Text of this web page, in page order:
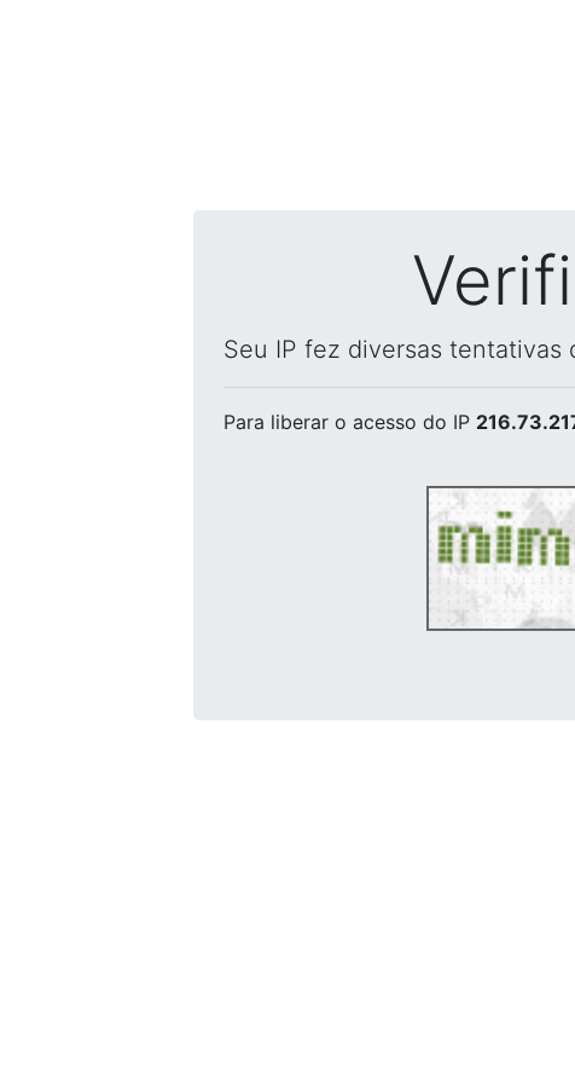
Seu IP fez diversas tentativas
Para liberar o acesso do IP